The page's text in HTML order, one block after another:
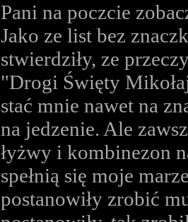
Pani na poczcie
Jako ze list bez
stwierdziły, ze
"Drogi Święty
stać mnie nawet na
na jedzenie. Ale
łyżwy i kombinezon
spełnią się moje
postanowiły zrobić